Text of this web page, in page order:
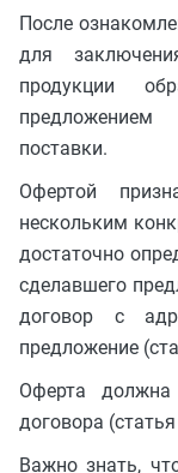
После
для
продукции
поставки.
Офертой
нескольким
достаточно
сделавшего
договор с
предложение
Оферта должна
договора
Важно знать,